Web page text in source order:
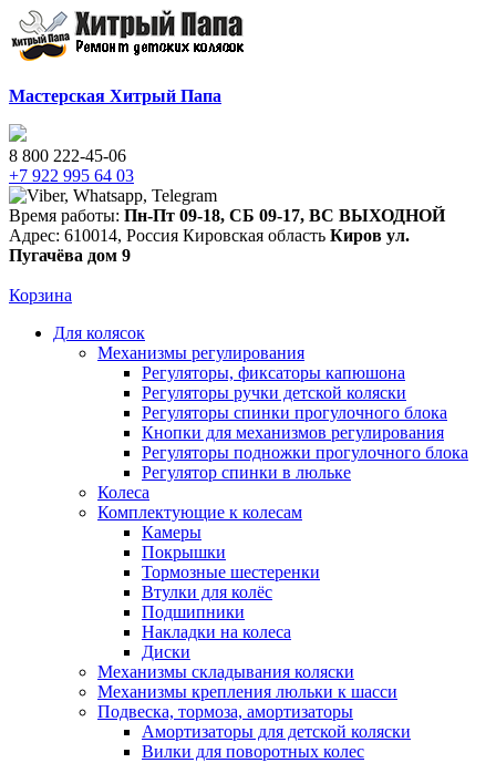
Мастерская Хитрый Папа
8 800 222-45-06
+7 922 995 64 03
Время работы: Пн-Пт 09-18, СБ 09-17, ВС ВЫХОДНОЙ
Адрес: 610014, Россия Кировская область Киров ул.
Пугачёва дом 9
Корзина
Для колясок
Механизмы регулирования
Регуляторы, фиксаторы капюшона
Регуляторы ручки детской коляски
Регуляторы спинки прогулочного блока
Кнопки для механизмов регулирования
Регуляторы подножки прогулочного блока
Регулятор спинки в люльке
Колеса
Комплектующие к колесам
Камеры
Покрышки
Тормозные шестеренки
Втулки для колёс
Подшипники
Накладки на колеса
Диски
Механизмы складывания коляски
Механизмы крепления люльки к шасси
Подвеска, тормоза, амортизаторы
Амортизаторы для детской коляски
Вилки для поворотных колес